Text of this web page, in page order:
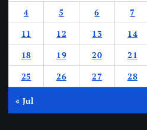
4
5 6 7
11
12 13 14
18
19 20 21
25
26 27 28
« Jul